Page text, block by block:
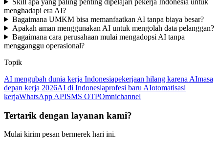
menghadapi era AI?
Bagaimana UMKM bisa memanfaatkan AI tanpa biaya besar?
Apakah aman menggunakan AI untuk mengolah data pelanggan?
Bagaimana cara perusahaan mulai mengadopsi AI tanpa
mengganggu operasional?
Topik
AI mengubah dunia kerja Indonesiapekerjaan hilang karena AImasa
depan kerja 2026AI di Indonesiaprofesi baru AIotomatisasi
kerjaWhatsApp APISMS OTPOmnichannel
Tertarik dengan layanan kami?
Mulai kirim pesan bermerek hari ini.